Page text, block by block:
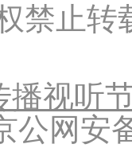
禁止转
播视听
公网安